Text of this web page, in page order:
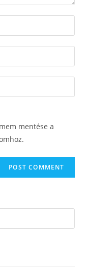
mentése a